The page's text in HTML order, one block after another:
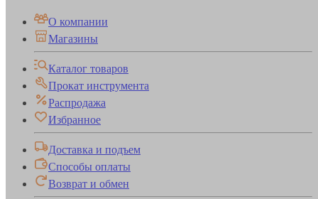
О компании
Магазины
Каталог товаров
Прокат инструмента
Распродажа
Избранное
Доставка и подъем
Способы оплаты
Возврат и обмен